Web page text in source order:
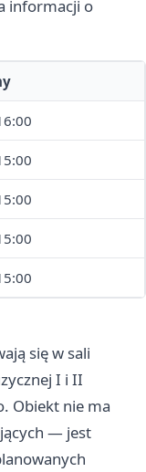
informacji o
się w sali
I i II
Obiekt nie ma
— jest